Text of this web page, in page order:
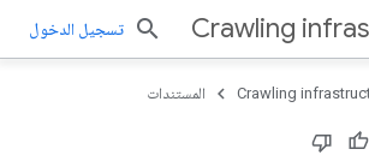
Crawling تسجيل الدخول
Crawling المستندات